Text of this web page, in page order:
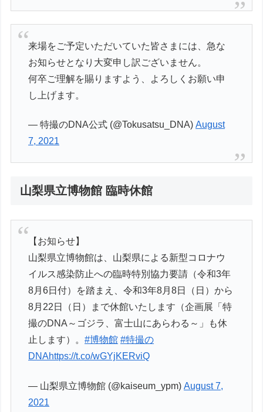
来場をご予定いただいていた皆さまには、急な
お知らせとなり大変申し訳ございません。
何卒ご理解を賜りますよう、よろしくお願い申
し上げます。
— 特撮のDNA公式 (@Tokusatsu_DNA)August
7, 2021
山梨県立博物館 臨時休館
【お知らせ】
山梨県立博物館は、山梨県による新型コロナウ
イルス感染防止への臨時特別協力要請（令和3年
8月6日付）を踏まえ、令和3年8月8日（日）から
8月22日（日）まで休館いたします（企画展「特
撮のDNA～ゴジラ、富士山にあらわる～」も休
止します）。#博物館 #特撮の
DNAhttps://t.co/wGYjKERviQ
— 山梨県立博物館 (@kaiseum_ypm)August 7,
2021